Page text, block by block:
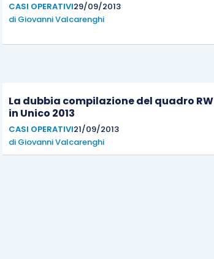
CASI OPERATIVI29/09/2013
di Giovanni Valcarenghi
La dubbia compilazione del quadro RW
in Unico 2013
CASI OPERATIVI21/09/2013
di Giovanni Valcarenghi